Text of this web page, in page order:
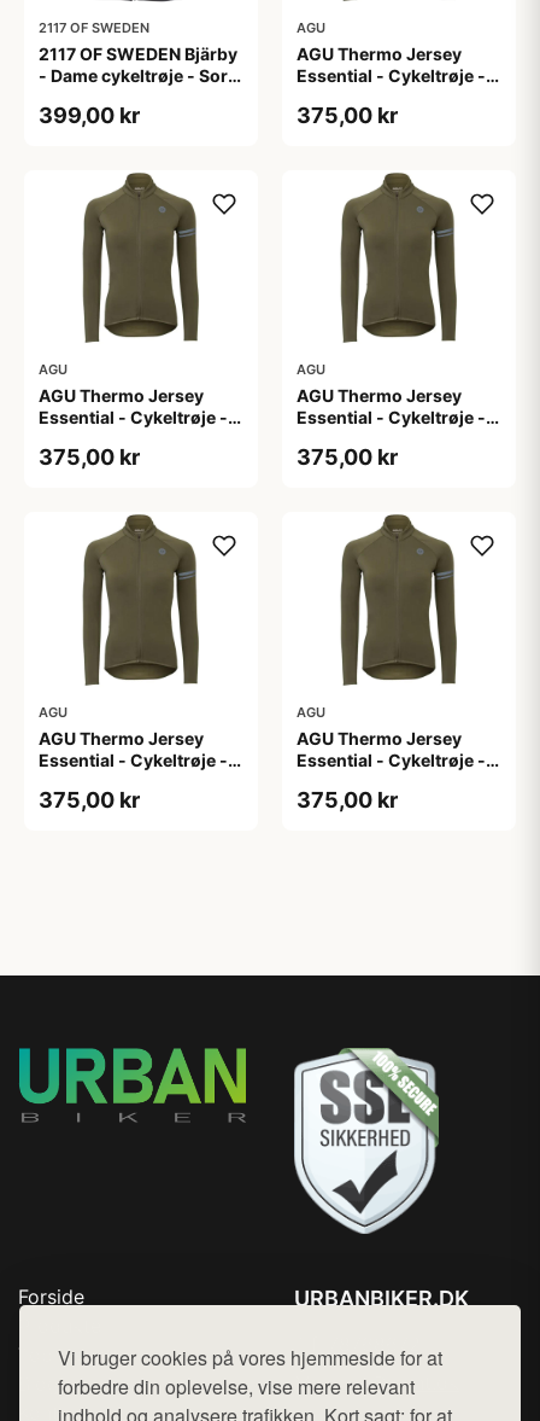
Vi bruger cookies på vores hjemmeside for at
forbedre din oplevelse, vise mere relevant
2117 OF SWEDEN
2117 OF SWEDEN Bjärby
- Dame cykeltrøje - Sort
399,00 kr
AGU
AGU Thermo Jersey
Essential - Cykeltrøje -
L
375,00 kr
AGU
AGU Thermo Jersey
Essential - Cykeltrøje -
M
375,00 kr
AGU
AGU Thermo Jersey
Essential - Cykeltrøje -
S
375,00 kr
AGU
AGU Thermo Jersey
Essential - Cykeltrøje -
XL
375,00 kr
AGU
AGU Thermo Jersey
Essential - Cykeltrøje -
XXL
375,00 kr
Forside
Top Rabatter
Blog
Kontakt
URBANBIKER.DK
Mail: hej@want.dk